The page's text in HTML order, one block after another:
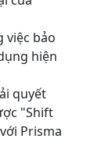
việc bảo
hiện
quyết
"Shift
Prisma